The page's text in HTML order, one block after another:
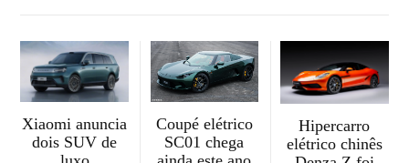
Xiaomi anuncia
dois SUV de
Coupé elétrico
SC01 chega
Hipercarro
elétrico chinês